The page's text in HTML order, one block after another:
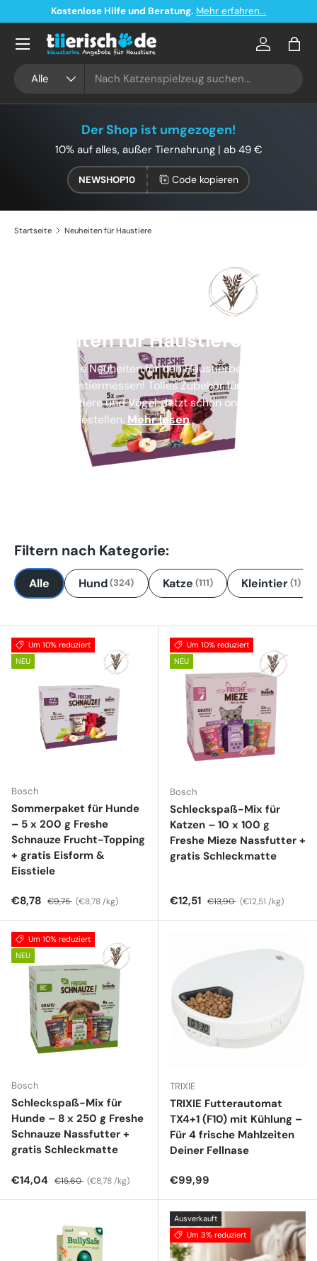
Direkt zum Inhalt
Kostenloser Versand ab 49€ in Deutschland
Alle
Konto
Der Shop ist umgezogen!
10% auf alles, außer Tiernahrung | ab 49 €
NEWSHOP10 Code kopieren
Startseite Neuheiten für Haustiere
Neuheiten für Haustiere
Brandaktuelle Neuheiten für den Haustierbedarf. Direkt
von den Haustiermessen! Tolles Zubehör für Hunde,
Katzen, Kleintiere und Vögel. Jetzt schon online bei
tiierisch.de bestellen. Mehr lesen
Filtern nach Kategorie:
Alle Hund(324) Katze (111) Kleintier(1)
Um 10% reduziert
NEU
Bosch
Sommerpaket für Hunde
– 5 x 200 g Freshe
Schnauze Frucht-Topping
+ gratis Eisform &
Eisstiele
Verkaufspreis
€8,78 Normaler Preis
€9,75 Grundpreis
€8,78 /kg
Um 10% reduziert
NEU
Bosch
Schleckspaß-Mix für
Katzen – 10 x 100 g
Freshe Mieze Nassfutter +
gratis Schleckmatte
Verkaufspreis
€12,51 Normaler Preis
€13,90 Grundpreis
€12,51 /kg
Um 10% reduziert
NEU
Bosch
Schleckspaß-Mix für
Hunde – 8 x 250 g Freshe
Schnauze Nassfutter +
gratis Schleckmatte
Verkaufspreis
€14,04 Normaler Preis
€15,60 Grundpreis
€8,78 /kg
TRIXIE
TRIXIE Futterautomat
TX4+1 (F10) mit Kühlung –
Für 4 frische Mahlzeiten
Deiner Fellnase
Normaler Preis
€99,99
Ausverkauft
Um 3% reduziert